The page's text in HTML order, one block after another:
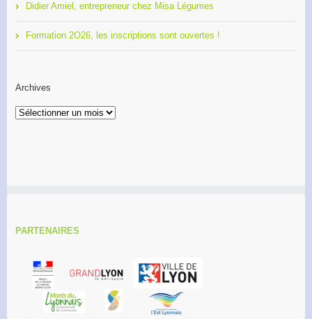
Didier Amiel, entrepreneur chez Misa Légumes
Formation 2O26, les inscriptions sont ouvertes !
Archives
Archives
PARTENAIRES